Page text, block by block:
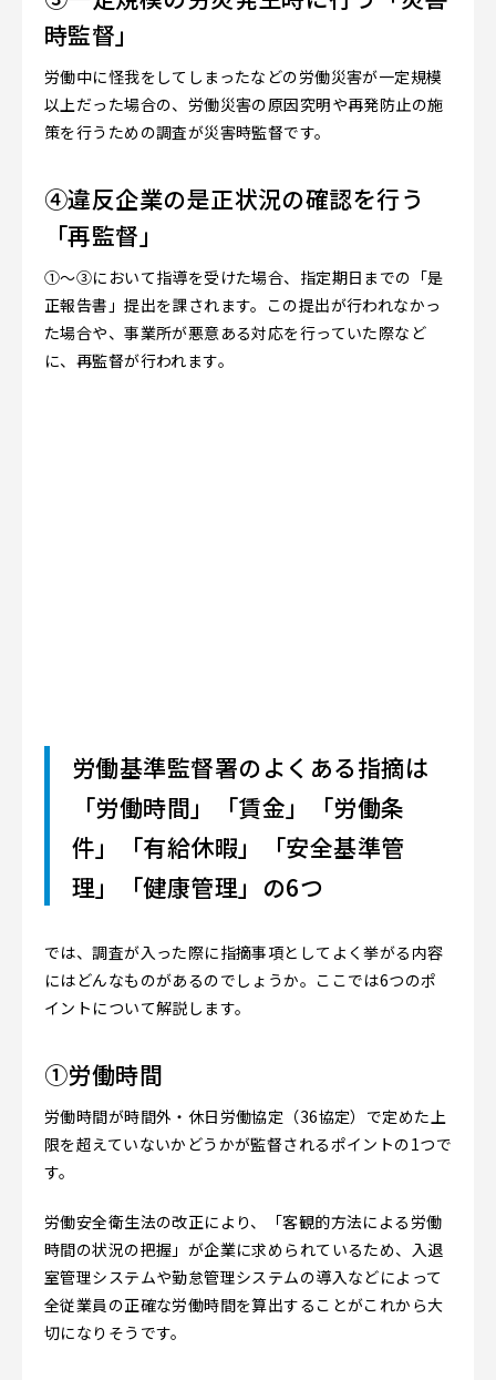
時監督」
労働中に怪我をしてしまったなどの労働災害が一定規模
以上だった場合の、労働災害の原因究明や再発防止の施
策を行うための調査が災害時監督です。
④違反企業の是正状況の確認を行う
「再監督」
①～③において指導を受けた場合、指定期日までの「是
正報告書」提出を課されます。この提出が行われなかっ
た場合や、事業所が悪意ある対応を行っていた際など
に、再監督が行われます。
労働基準監督署のよくある指摘は
「労働時間」「賃金」「労働条
件」「有給休暇」「安全基準管
理」「健康管理」の6つ
では、調査が入った際に指摘事項としてよく挙がる内容
にはどんなものがあるのでしょうか。ここでは6つのポ
イントについて解説します。
①労働時間
労働時間が時間外・休日労働協定（36協定）で定めた上
限を超えていないかどうかが監督されるポイントの1つで
す。
労働安全衛生法の改正により、「客観的方法による労働
時間の状況の把握」が企業に求められているため、入退
室管理システムや勤怠管理システムの導入などによって
全従業員の正確な労働時間を算出することがこれから大
切になりそうです。